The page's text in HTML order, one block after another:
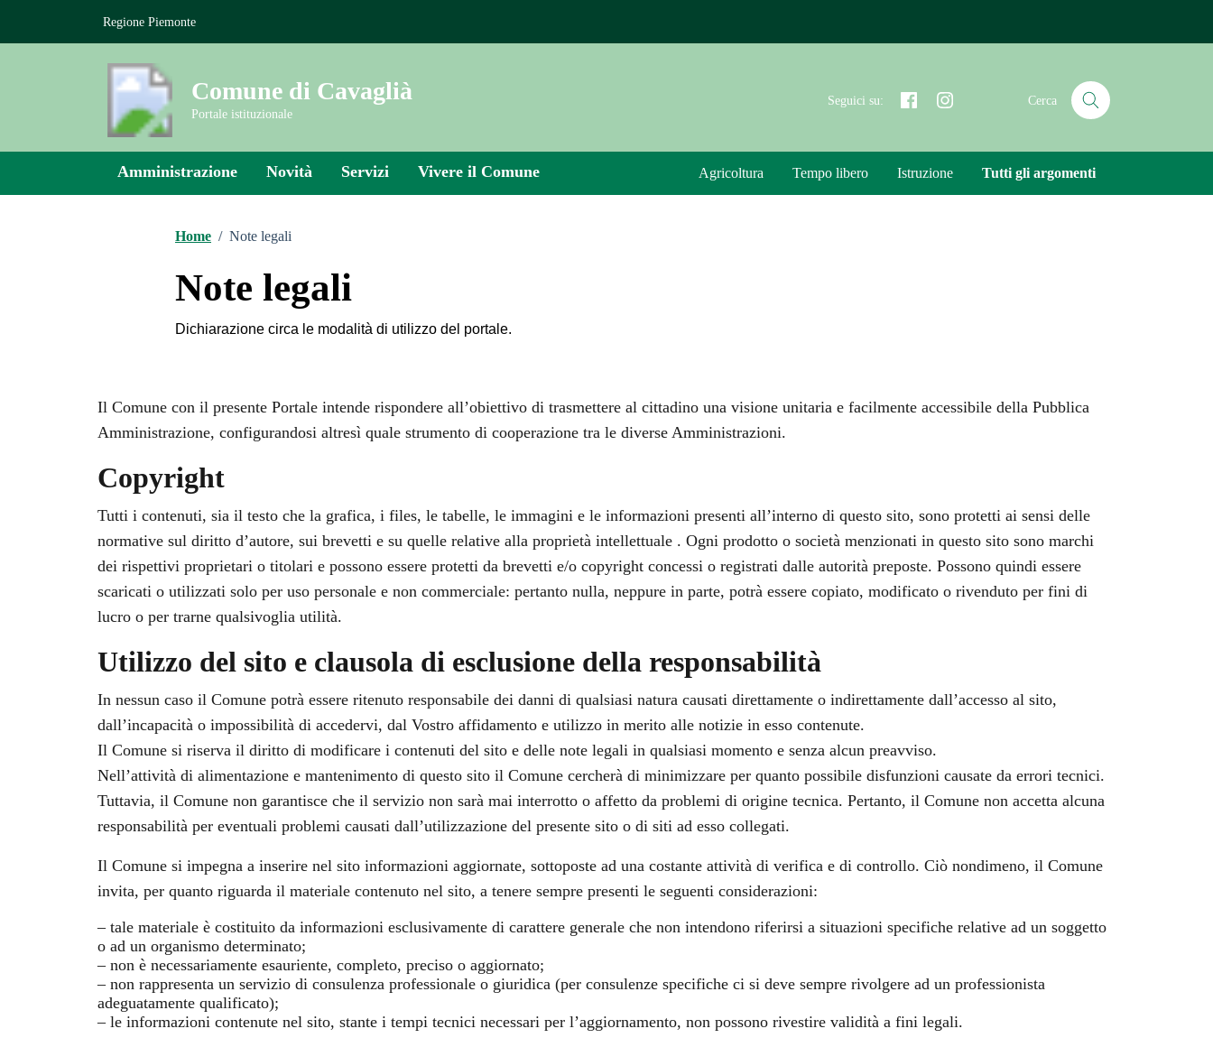
Regione Piemonte
Comune di Cavaglià
Portale istituzionale
Seguici su: Facebook Cerca
Amministrazione Novità Servizi Vivere il Comune Agricoltura Tempo libero Istruzione Tutti gli argomenti
Home / Note legali
Note legali
Dichiarazione circa le modalità di utilizzo del portale.
Il Comune con il presente Portale intende rispondere all’obiettivo di trasmettere al cittadino una visione unitaria e facilmente accessibile della Pubblica
Amministrazione, configurandosi altresì quale strumento di cooperazione tra le diverse Amministrazioni.
Copyright
Tutti i contenuti, sia il testo che la grafica, i files, le tabelle, le immagini e le informazioni presenti all’interno di questo sito, sono protetti ai sensi delle
normative sul diritto d’autore, sui brevetti e su quelle relative alla proprietà intellettuale . Ogni prodotto o società menzionati in questo sito sono marchi
dei rispettivi proprietari o titolari e possono essere protetti da brevetti e/o copyright concessi o registrati dalle autorità preposte. Possono quindi essere
scaricati o utilizzati solo per uso personale e non commerciale: pertanto nulla, neppure in parte, potrà essere copiato, modificato o rivenduto per fini di
lucro o per trarne qualsivoglia utilità.
Utilizzo del sito e clausola di esclusione della responsabilità
In nessun caso il Comune potrà essere ritenuto responsabile dei danni di qualsiasi natura causati direttamente o indirettamente dall’accesso al sito,
dall’incapacità o impossibilità di accedervi, dal Vostro affidamento e utilizzo in merito alle notizie in esso contenute.
Il Comune si riserva il diritto di modificare i contenuti del sito e delle note legali in qualsiasi momento e senza alcun preavviso.
Nell’attività di alimentazione e mantenimento di questo sito il Comune cercherà di minimizzare per quanto possibile disfunzioni causate da errori tecnici.
Tuttavia, il Comune non garantisce che il servizio non sarà mai interrotto o affetto da problemi di origine tecnica. Pertanto, il Comune non accetta alcuna
responsabilità per eventuali problemi causati dall’utilizzazione del presente sito o di siti ad esso collegati.
Il Comune si impegna a inserire nel sito informazioni aggiornate, sottoposte ad una costante attività di verifica e di controllo. Ciò nondimeno, il Comune
invita, per quanto riguarda il materiale contenuto nel sito, a tenere sempre presenti le seguenti considerazioni:
– tale materiale è costituito da informazioni esclusivamente di carattere generale che non intendono riferirsi a situazioni specifiche relative ad un soggetto
o ad un organismo determinato;
– non è necessariamente esauriente, completo, preciso o aggiornato;
– non rappresenta un servizio di consulenza professionale o giuridica (per consulenze specifiche ci si deve sempre rivolgere ad un professionista
adeguatamente qualificato);
– le informazioni contenute nel sito, stante i tempi tecnici necessari per l’aggiornamento, non possono rivestire validità a fini legali.